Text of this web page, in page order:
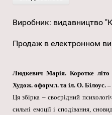
Виробник: видавництво
Продаж в електронном
Людкевич Марія. Коротке
Худож. оформл. та іл. О. Білоус.
Ця збірка – своєрідний
сильні емоції і сподівання,